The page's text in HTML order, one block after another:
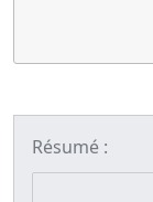
Résumé :